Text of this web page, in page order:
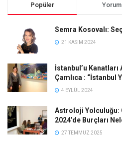
Popüler Yorum
Semra Kosovalı:
21 KASIM 2024
İstanbul’u Kanatları
Çamlıca : “İstanbul
4 EYLÜL 2024
Astroloji Yolculuğu:
2024’de Burçları
27 TEMMUZ 2025